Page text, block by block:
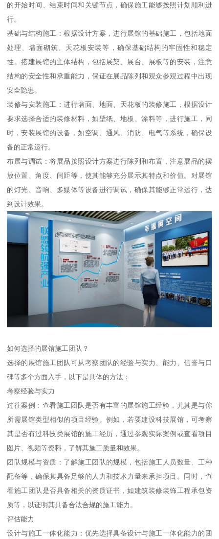
的开始时间、结束时间和关键节点，确保施工能够按照计划顺利进
行。
基础与结构施工：根据设计方案，进行展馆的基础施工，包括地面
处理、墙面砌筑、天花板安装等，确保基础结构的牢固性和稳定
性。搭建展馆的主体结构，包括展架、展台、展板等的安装，注意
结构的安全性和承重能力，保证在展品陈列和观众参观过程中出现
安全隐患。
装修与安装施工：进行墙面、地面、天花板的装修施工，根据设计
要求选择合适的装修材料，如壁纸、地板、涂料等，进行施工，同
时，安装展馆的设备，如空调、通风、消防、电气等系统，确保设
备的正常运行。
布展与调试：将展品按照设计方案进行陈列和布置，注意展品的摆
放位置、角度、间距等，使其能够充分展示其特点和价值。对展馆
的灯光、音响、多媒体等设备进行调试，确保其能够正常运行，达
到设计效果。
如何选择的展馆施工团队？
选择的展馆施工团队可从考察团队的经验与实力、能力、信誉与口
碑等多个方面入手，以下是具体的方法：
考察经验与实力
过往案例：查看施工团队是否有丰富的展馆施工经验，尤其是与你
所需展馆类型相似的项目经验。例如，若要建设科技展馆，可考察
其是否有过科技类展馆的施工经历，通过参观实际案例或查看项目
图片、视频等资料，了解其施工质量和效果。
团队规模与资质：了解施工团队的规模，包括施工人员数量、工种
配备等，确保其具备足够的人力和技术力量来承担项目。同时，查
看施工团队是否具备相关的资质证书，如建筑装修装饰工程承包资
质等，以证明其具备合法合规的施工能力。
评估能力
设计与施工一体化能力：优先选择具备设计与施工一体化能力的团